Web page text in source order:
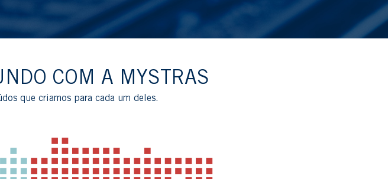
COM A MYSTRAS
que criamos para cada um deles.